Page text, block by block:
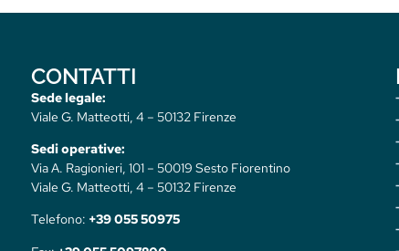
CONTATTI
Sede legale:
Viale G. Matteotti, 4 – 50132 Firenze
Sedi operative:
Via A. Ragionieri, 101 – 50019 Sesto Fiorentino
Viale G. Matteotti, 4 – 50132 Firenze
Telefono: +39 055 50975